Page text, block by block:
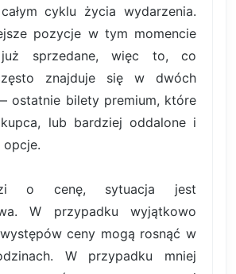
cyklu życia wydarzenia.
pozycje w tym momencie
sprzedane, więc to, co
znajduje się w dwóch
ostatnie bilety premium, które
kupca, lub bardziej oddalone i
opcje.
o cenę, sytuacja jest
W przypadku wyjątkowo
ceny mogą rosnąć w
W przypadku mniej